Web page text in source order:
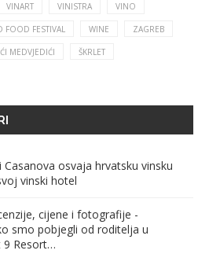
VINART VINISTRA VINO
FOOD FESTIVAL WINE ZAGREB
MEDVJEDIĆI ŠKRLET
Casanova osvaja hrvatsku vinsku
vinski hotel
cijene i fotografije -
smo pobjegli od roditelja u
9 Resort…